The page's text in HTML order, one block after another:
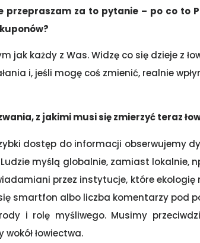
przepraszam za to pytanie – po co to
jak każdy z Was. Widzę co się dzieje z
i, jeśli mogę coś zmienić, realnie
z jakimi musi się zmierzyć teraz
dostęp do informacji obserwujemy
myślą globalnie, zamiast lokalnie,
przez instytucje, które
smartfon albo liczba komentarzy pod
i rolę myśliwego. Musimy
łowiectwa.